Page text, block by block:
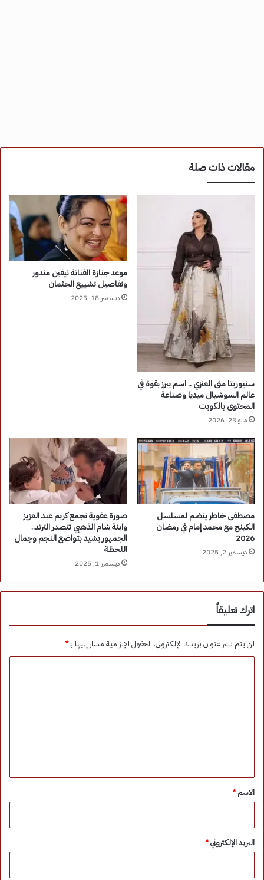
مقالات ذات صلة
سنيوريتا منى العنزي .. اسم يبرز بقوة في
عالم السوشيال ميديا وصناعة
المحتوى بالكويت
مايو 23, 2026
موعد جنازة الفنانة نيفين مندور
وتفاصيل تشييع الجثمان
ديسمبر 18, 2025
مصطفى خاطر ينضم لمسلسل
الكينج مع محمد إمام في رمضان
2026
ديسمبر 2, 2025
صورة عفوية تجمع كريم عبد العزيز
وابنة شام الذهبي تتصدر الترند..
الجمهور يشيد بتواضع النجم وجمال
اللحظة
ديسمبر 1, 2025
اترك تعليقاً
لن يتم نشر عنوان بريدك الإلكتروني. الحقول الإلزامية مشار إليها بـ*
*
الاسم*
البريد الإلكتروني*